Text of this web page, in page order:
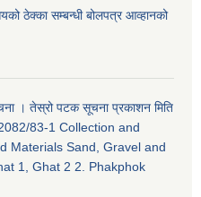
ठेक्का सम्बन्धी बोलपत्र आव्हानको
। तेस्रो पटक सूचना प्रकाशन मिति
83-1 Collection and
Materials Sand, Gravel and
1, Ghat 2 2. Phakphok